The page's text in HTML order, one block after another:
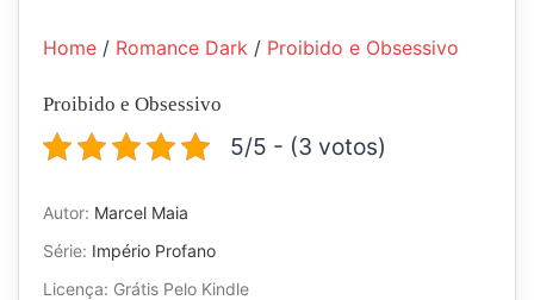
Home / Romance Dark / Proibido e Obsessivo
Proibido e Obsessivo
5/5 - (3 votos)
Autor: Marcel Maia
Série: Império Profano
Licença: Grátis Pelo Kindle